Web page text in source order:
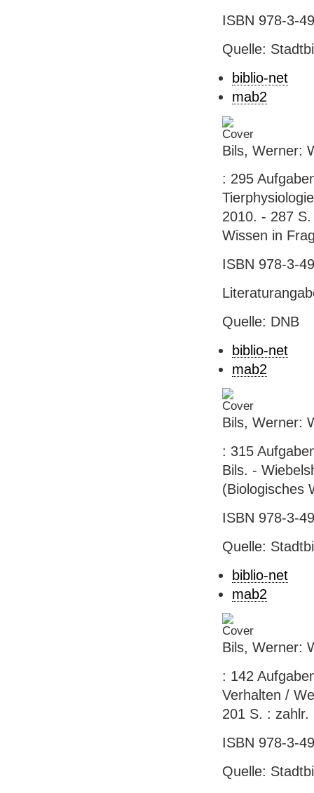
ISBN 978-3-
Quelle:
biblio-net
mab2
Bils, Werner:
: 295
2010. - 287
Wissen in
ISBN 978-3-
Quelle: DNB
biblio-net
mab2
Bils, Werner:
: 315
Bils. -
(Biologisches
ISBN 978-3-
Quelle:
biblio-net
mab2
Bils, Werner:
: 142
Verhalten /
201 S. : zahlr.
ISBN 978-3-
Quelle: